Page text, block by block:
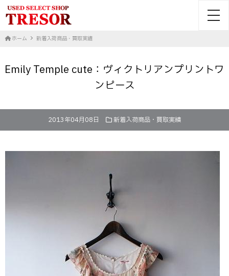
ホーム 新着入荷商品・買取実績
Emily Temple cute：ヴィクトリアンプリントワ
ンピース
2013年04月08日 新着入荷商品・買取実績